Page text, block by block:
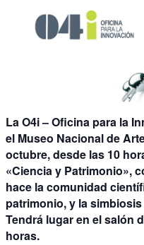
La O4i – Oficina para la
el Museo Nacional de
octubre, desde las 10
«Ciencia y Patrimonio»,
hace la comunidad
patrimonio, y la
Tendrá lugar en el salón
horas.